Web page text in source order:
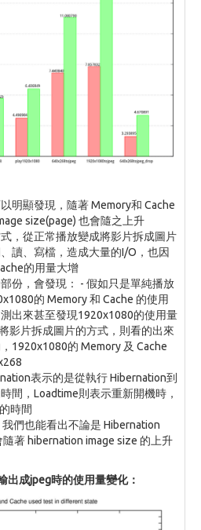
明顯發現，隨著 Memory和 Cache
size(page) 也會隨之上升
，從正常播放變成將影片拆成圖片
讀、寫檔，造成大量的I/O，也因
的用量大增
份，會發現： - 假如只是單純播放
的 Memory 和 Cache 的使用
出來甚至發現1920x1080的使用量
影片拆成圖片的方式，則看的出來
1920x1080的 Memory 及 Cache
表示的是從執行 Hibernation到
間，Loadtime則表示重新開機時，
時間
們也能看出不論是 Hibernation
著 hibernation image size 的上升
出成jpeg時的使用量變化：